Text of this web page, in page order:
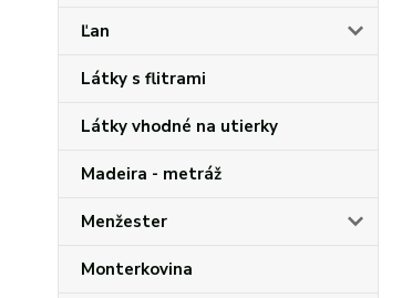
Ľan
Látky s flitrami
Látky vhodné na utierky
Madeira - metráž
Menžester
Monterkovina